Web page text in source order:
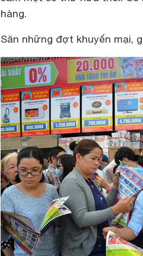
hàng.
Săn những đợt khuyến mại,